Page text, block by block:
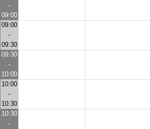
-
09:00
09:00
-
09:30
09:30
-
10:00
10:00
-
10:30
10:30
-